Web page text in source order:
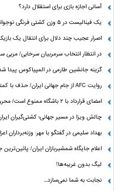
آسانی اجازه بازی برای استقلال دارد؟
یک فینالیست در ۵ وزن کشتی فرنگی نوجوانان جهان/ ۳ نماینده ایران حذف شدند
اصرار عجیب چند دلال برای انتقال یک
در انتظار انتخاب سرمربیان سرخابی/
گزینه جانشین طارمی در المپیاکوس پیدا
روایت AFC از جام جهانی ایران/ حذف با کمترین اختلاف و بدون شکست
امضای قرارداد با ۲ باشگاه ممنوع است/ محرومیت برای کشتی‌گیران متخلف
چالش ویزا در مسیر جهانی؛ کشتی‌گیران
بهداد سلیمی در گفتگو با مهر:
اعلام جایگاه شمشیربازان ایران/
لیگ بدون غریبه‌ها!
نجابت به شما نمی‌سازد...